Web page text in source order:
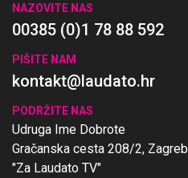
NAZOVITE NAS
00385 (0)1 78 88 592
PIŠITE NAM
kontakt@laudato.hr
PODRŽITE NAS
Udruga Ime Dobrote
Gračanska cesta 208/2, Zagreb
"Za Laudato TV"